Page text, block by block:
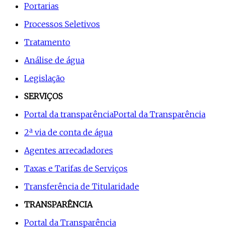
Portarias
Processos Seletivos
Tratamento
Análise de água
Legislação
SERVIÇOS
Portal da transparênciaPortal da Transparência
2ª via de conta de água
Agentes arrecadadores
Taxas e Tarifas de Serviços
Transferência de Titularidade
TRANSPARÊNCIA
Portal da Transparência